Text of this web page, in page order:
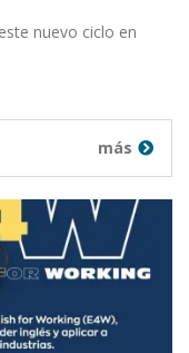
nuevo ciclo en
más